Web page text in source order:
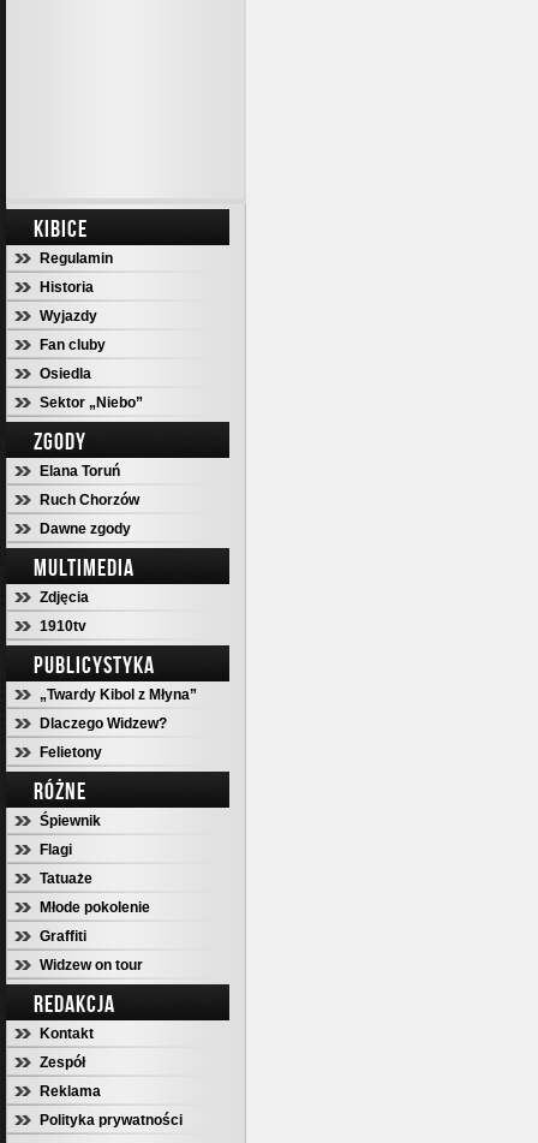
KIBICE
Regulamin
Historia
Wyjazdy
Fan cluby
Osiedla
Sektor „Niebo”
ZGODY
Elana Toruń
Ruch Chorzów
Dawne zgody
MULTIMEDIA
Zdjęcia
1910tv
PUBLICYSTYKA
„Twardy Kibol z Młyna”
Dlaczego Widzew?
Felietony
RÓŻNE
Śpiewnik
Flagi
Tatuaże
Młode pokolenie
Graffiti
Widzew on tour
REDAKCJA
Kontakt
Zespół
Reklama
Polityka prywatności